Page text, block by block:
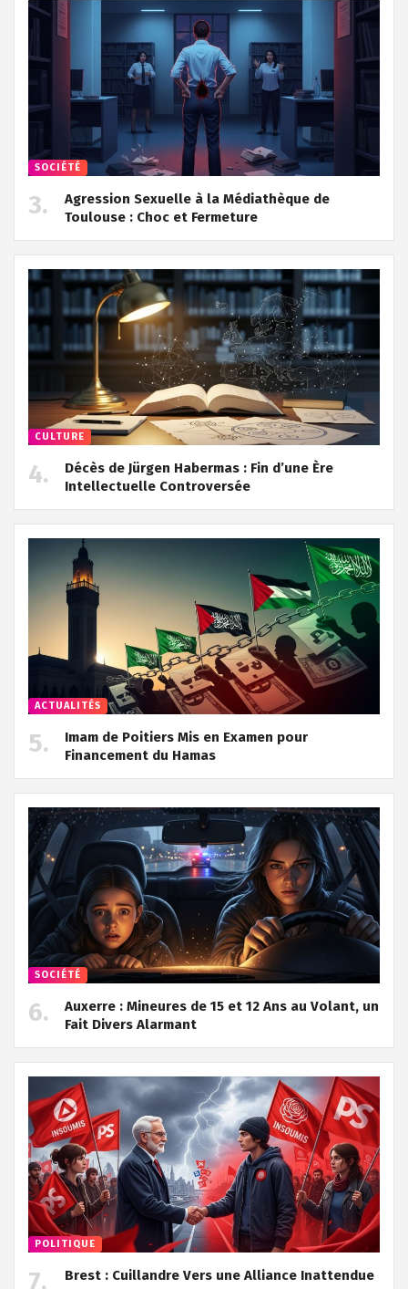
SOCIÉTÉ
Agression Sexuelle à la Médiathèque de
Toulouse : Choc et Fermeture
CULTURE
Décès de Jürgen Habermas : Fin d’une Ère
Intellectuelle Controversée
ACTUALITÉS
Imam de Poitiers Mis en Examen pour
Financement du Hamas
SOCIÉTÉ
Auxerre : Mineures de 15 et 12 Ans au Volant, un
Fait Divers Alarmant
POLITIQUE
Brest : Cuillandre Vers une Alliance Inattendue